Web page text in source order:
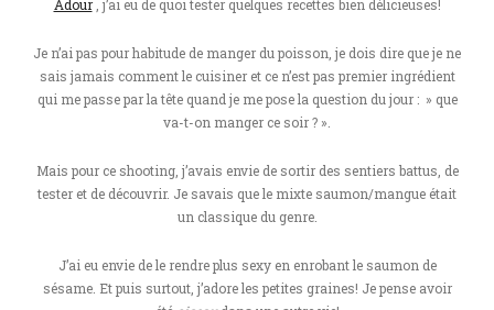
Adour, j’ai eu de quoi tester quelques recettes bien délicieuses!
Je n’ai pas pour habitude de manger du poisson, je dois dire que je ne
sais jamais comment le cuisiner et ce n’est pas premier ingrédient
qui me passe par la tête quand je me pose la question du jour : » que
va-t-on manger ce soir ? ».
Mais pour ce shooting, j’avais envie de sortir des sentiers battus, de
tester et de découvrir. Je savais que le mixte saumon/mangue était
un classique du genre.
J’ai eu envie de le rendre plus sexy en enrobant le saumon de
sésame. Et puis surtout, j’adore les petites graines! Je pense avoir